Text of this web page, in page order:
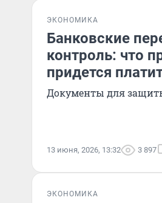
ЭКОНОМИКА
Банковские
контроль: что
придется
Документы для
13 июня, 2026, 13:32 3 897
ЭКОНОМИКА